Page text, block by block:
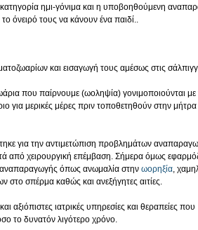
ημι-γόνιμα και η υποβοηθούμενη
όνειρό τους να κάνουν ένα παιδί..
και εισαγωγή τους αμέσως στις
που παίρνουμε (ωοληψία) γονιμοποιούνται με
για μερικές μέρες πριν τοποθετηθούν στην μήτρα
για την αντιμετώπιση προβλημάτων
από χειρουργική επέμβαση. Σήμερα όμως
αναπαραγωγής όπως ανωμαλία στην ωορηξία,
στο σπέρμα καθώς και ανεξήγητες αιτίες.
αξιόπιστες ιατρικές υπηρεσίες και θεραπείες που
το δυνατόν λιγότερο χρόνο.